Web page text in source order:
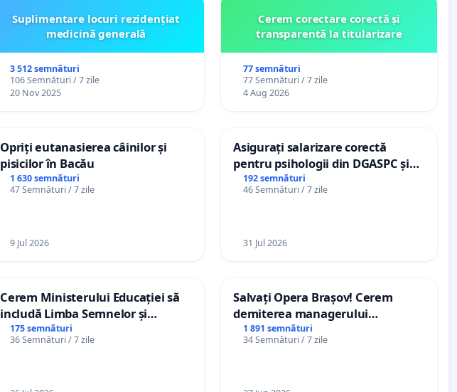
Suplimentare locuri rezidențiat
medicină generală
3 512 semnături
106 Semnături / 7 zile
20 Nov 2025
Cerem corectare corectă și
transparentă la titularizare
77 semnături
77 Semnături / 7 zile
4 Aug 2026
Opriți eutanasierea câinilor și
pisicilor în Bacău
1 630 semnături
47 Semnături / 7 zile
9 Jul 2026
Asigurați salarizare corectă
pentru psihologii din DGASPC și
spitale
192 semnături
46 Semnături / 7 zile
31 Jul 2026
Cerem Ministerului Educației să
includă Limba Semnelor și
alfabetul Braille în școlile din
Republica Moldova!
175 semnături
36 Semnături / 7 zile
Salvați Opera Brașov! Cerem
demiterea managerului
interimar, Petrean Lucian-Marius!
1 891 semnături
34 Semnături / 7 zile